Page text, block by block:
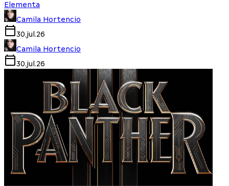
Elementa
Camila Hortencio
30.jul.26
Camila Hortencio
30.jul.26